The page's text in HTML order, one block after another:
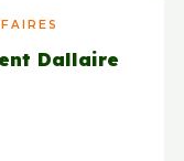
Dallaire